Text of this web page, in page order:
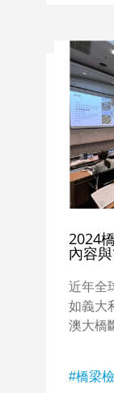
2024
內容
近年全
如義大
澳大橋
橋梁